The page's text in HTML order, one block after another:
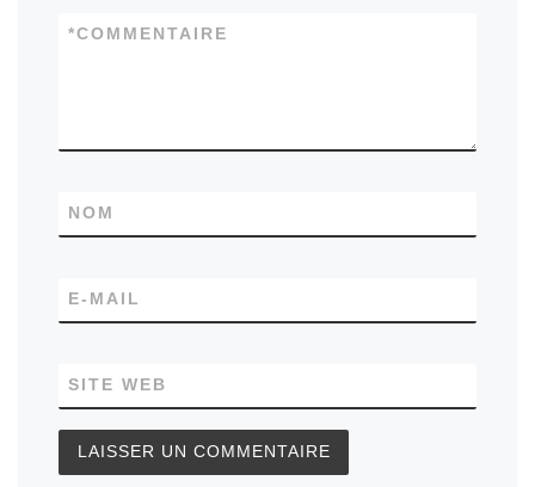
COMMENTAIRE
*
NOM
E-MAIL
SITE WEB